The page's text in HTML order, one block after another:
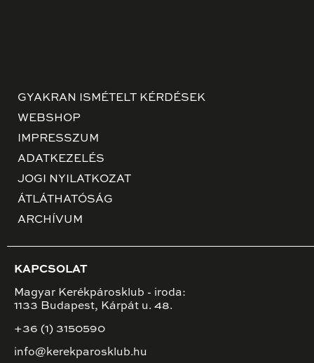
GYAKRAN ISMÉTELT KÉRDÉSEK
WEBSHOP
IMPRESSZUM
ADATKEZELÉS
JOGI NYILATKOZAT
ÁTLÁTHATÓSÁG
ARCHÍVUM
KAPCSOLAT
Magyar Kerékpárosklub - iroda:
1133 Budapest, Kárpát u. 48.
+36 (1) 3150590
info@kerekparosklub.hu